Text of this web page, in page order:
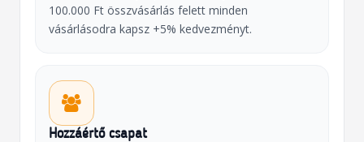
100.000 Ft összvásárlás felett minden
vásárlásodra kapsz +5% kedvezményt.
Hozzáértő csapat